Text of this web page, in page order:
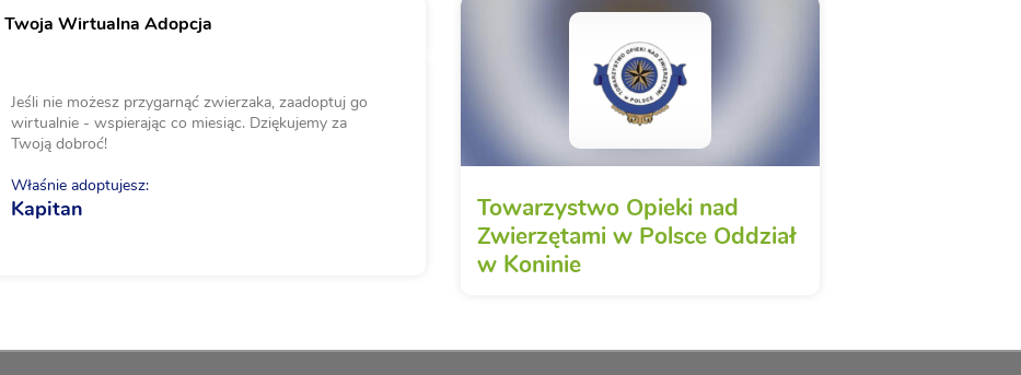
Twoja Wirtualna Adopcja
Jeśli nie możesz przygarnąć zwierzaka, zaadoptuj go
wirtualnie - wspierając co miesiąc. Dziękujemy za
Twoją dobroć!
Właśnie adoptujesz:
Kapitan
Towarzystwo Opieki nad
Zwierzętami w Polsce Oddział
w Koninie